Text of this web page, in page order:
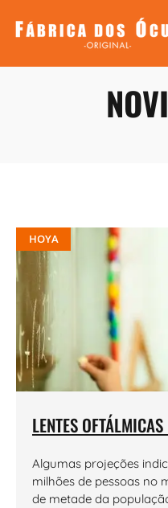
HOYA
LENTES
Algumas projeções
milhões de pessoas no
de metade da